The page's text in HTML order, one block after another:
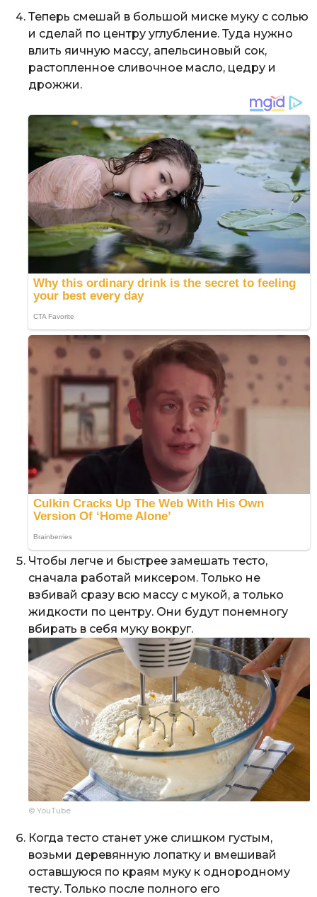
Теперь смешай в большой миске муку с солью
и сделай по центру углубление. Туда нужно
влить яичную массу, апельсиновый сок,
растопленное сливочное масло, цедру и
дрожжи.
Чтобы легче и быстрее замешать тесто,
сначала работай миксером. Только не
взбивай сразу всю массу с мукой, а только
жидкости по центру. Они будут понемногу
вбирать в себя муку вокруг.
© YouTube
Когда тесто станет уже слишком густым,
возьми деревянную лопатку и вмешивай
оставшуюся по краям муку к однородному
тесту. Только после полного его